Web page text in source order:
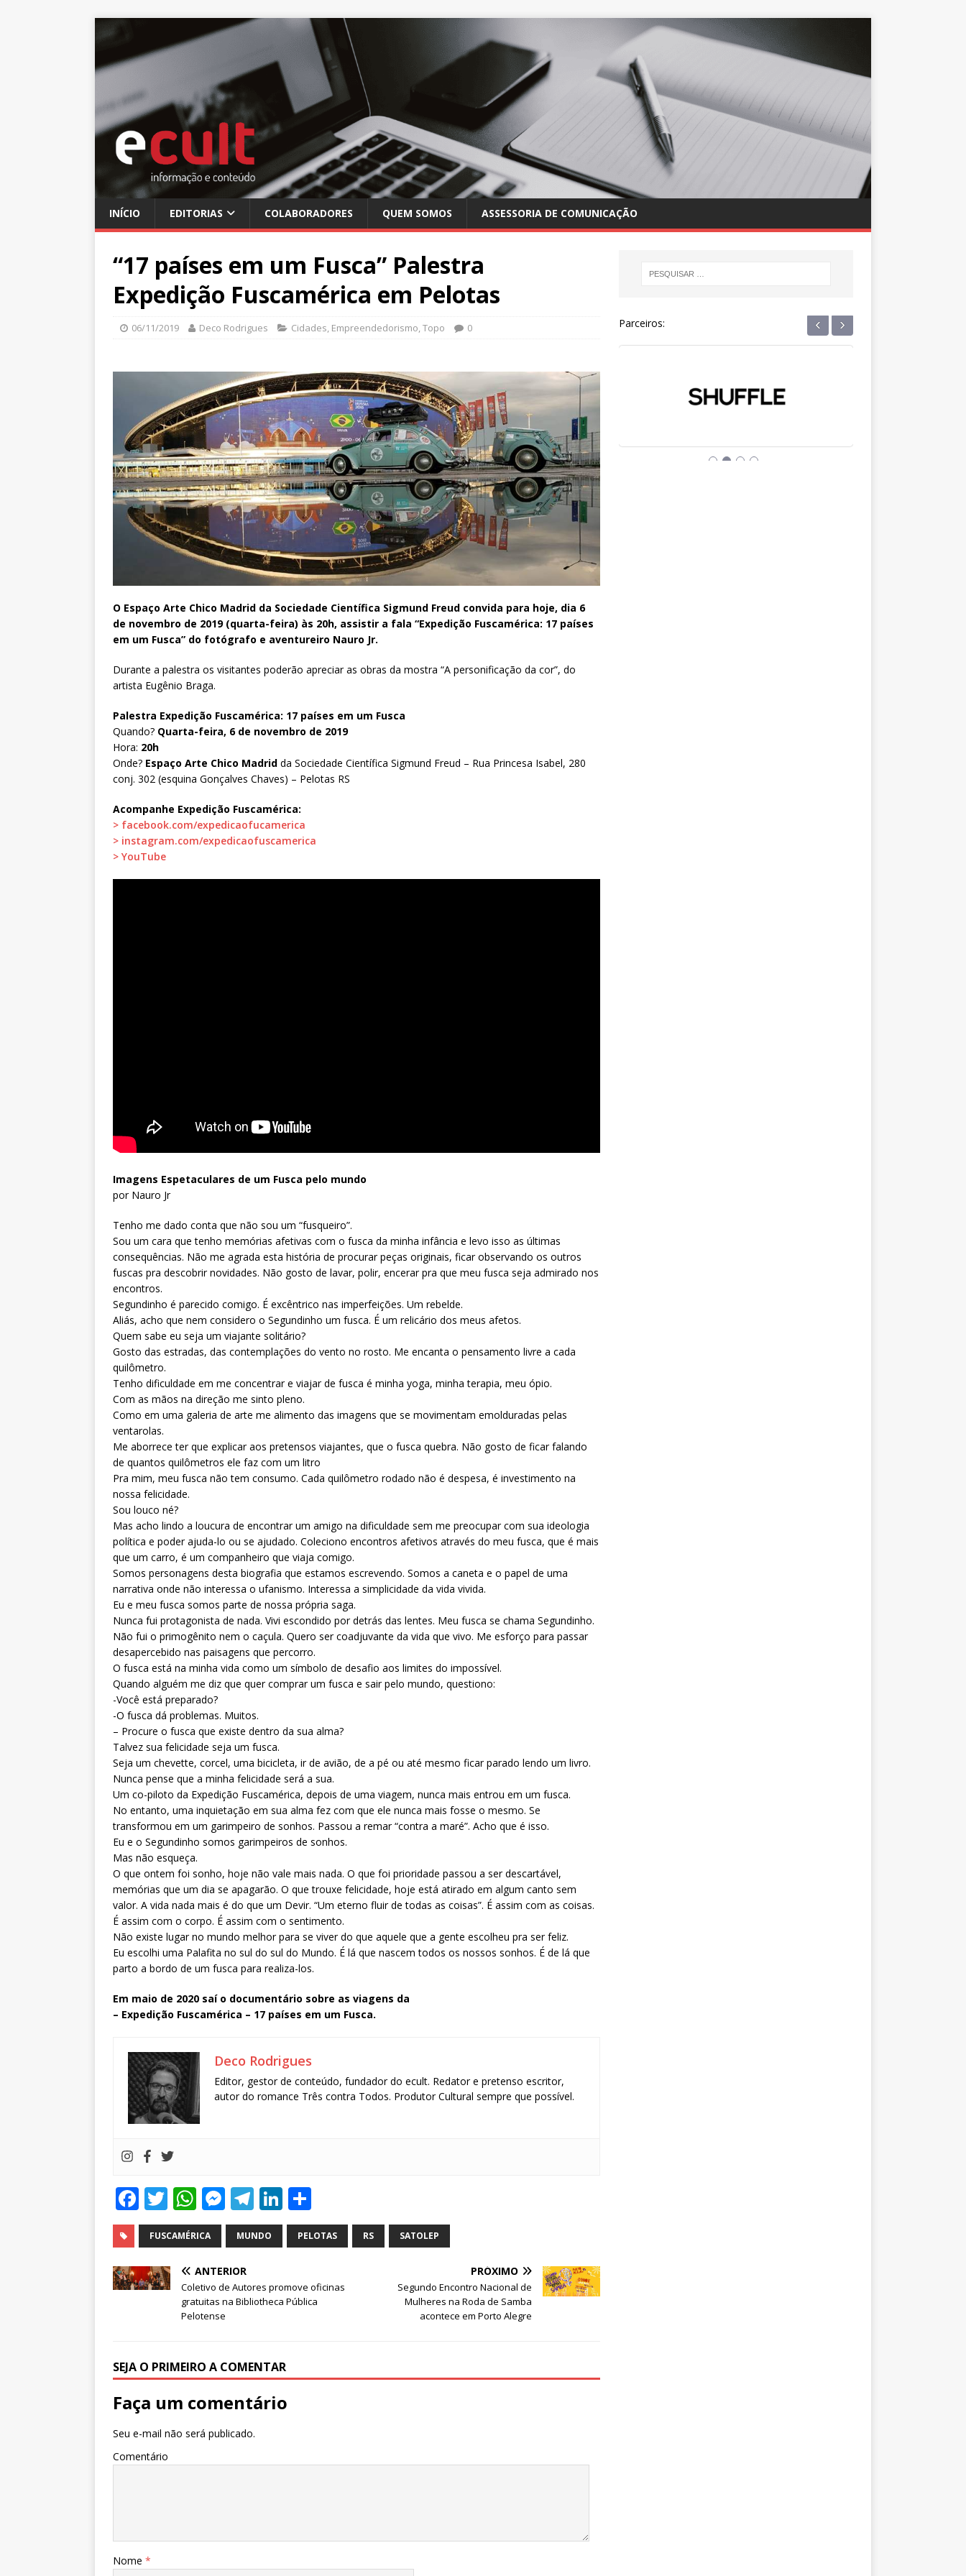
INÍCIO EDITORIAS COLABORADORES QUEM SOMOS ASSESSORIA DE COMUNICAÇÃO
“17 países em um Fusca” Palestra
Expedição Fuscamérica em Pelotas
06/11/2019 Deco Rodrigues Cidades Empreendedorismo Topo 0
O Espaço Arte Chico Madrid da Sociedade Científica Sigmund Freud convida para hoje, dia 6
de novembro de 2019 (quarta-feira) às 20h, assistir a fala “Expedição Fuscamérica: 17 países
em um Fusca” do fotógrafo e aventureiro Nauro Jr.
Durante a palestra os visitantes poderão apreciar as obras da mostra “A personificação da cor”, do
artista Eugênio Braga.
Palestra Expedição Fuscamérica: 17 países em um Fusca
Quando? Quarta-feira, 6 de novembro de 2019
Hora: 20h
Onde? Espaço Arte Chico Madrid da Sociedade Científica Sigmund Freud – Rua Princesa Isabel, 280
conj. 302 (esquina Gonçalves Chaves) – Pelotas RS
Acompanhe Expedição Fuscamérica:
> facebook.com/expedicaofucamerica
> instagram.com/expedicaofuscamerica
> YouTube
Imagens Espetaculares de um Fusca pelo mundo
por Nauro Jr
Tenho me dado conta que não sou um “fusqueiro”.
Sou um cara que tenho memórias afetivas com o fusca da minha infância e levo isso as últimas
consequências. Não me agrada esta história de procurar peças originais, ficar observando os outros
fuscas pra descobrir novidades. Não gosto de lavar, polir, encerar pra que meu fusca seja admirado nos
encontros.
Segundinho é parecido comigo. É excêntrico nas imperfeições. Um rebelde.
Aliás, acho que nem considero o Segundinho um fusca. É um relicário dos meus afetos.
Quem sabe eu seja um viajante solitário?
Gosto das estradas, das contemplações do vento no rosto. Me encanta o pensamento livre a cada
quilômetro.
Tenho dificuldade em me concentrar e viajar de fusca é minha yoga, minha terapia, meu ópio.
Com as mãos na direção me sinto pleno.
Como em uma galeria de arte me alimento das imagens que se movimentam emolduradas pelas
ventarolas.
Me aborrece ter que explicar aos pretensos viajantes, que o fusca quebra. Não gosto de ficar falando
de quantos quilômetros ele faz com um litro
Pra mim, meu fusca não tem consumo. Cada quilômetro rodado não é despesa, é investimento na
nossa felicidade.
Sou louco né?
Mas acho lindo a loucura de encontrar um amigo na dificuldade sem me preocupar com sua ideologia
política e poder ajuda-lo ou se ajudado. Coleciono encontros afetivos através do meu fusca, que é mais
que um carro, é um companheiro que viaja comigo.
Somos personagens desta biografia que estamos escrevendo. Somos a caneta e o papel de uma
narrativa onde não interessa o ufanismo. Interessa a simplicidade da vida vivida.
Eu e meu fusca somos parte de nossa própria saga.
Nunca fui protagonista de nada. Vivi escondido por detrás das lentes. Meu fusca se chama Segundinho.
Não fui o primogênito nem o caçula. Quero ser coadjuvante da vida que vivo. Me esforço para passar
desapercebido nas paisagens que percorro.
O fusca está na minha vida como um símbolo de desafio aos limites do impossível.
Quando alguém me diz que quer comprar um fusca e sair pelo mundo, questiono:
-Você está preparado?
-O fusca dá problemas. Muitos.
– Procure o fusca que existe dentro da sua alma?
Talvez sua felicidade seja um fusca.
Seja um chevette, corcel, uma bicicleta, ir de avião, de a pé ou até mesmo ficar parado lendo um livro.
Nunca pense que a minha felicidade será a sua.
Um co-piloto da Expedição Fuscamérica, depois de uma viagem, nunca mais entrou em um fusca.
No entanto, uma inquietação em sua alma fez com que ele nunca mais fosse o mesmo. Se
transformou em um garimpeiro de sonhos. Passou a remar “contra a maré”. Acho que é isso.
Eu e o Segundinho somos garimpeiros de sonhos.
Mas não esqueça.
O que ontem foi sonho, hoje não vale mais nada. O que foi prioridade passou a ser descartável,
memórias que um dia se apagarão. O que trouxe felicidade, hoje está atirado em algum canto sem
valor. A vida nada mais é do que um Devir. “Um eterno fluir de todas as coisas”. É assim com as coisas.
É assim com o corpo. É assim com o sentimento.
Não existe lugar no mundo melhor para se viver do que aquele que a gente escolheu pra ser feliz.
Eu escolhi uma Palafita no sul do sul do Mundo. É lá que nascem todos os nossos sonhos. É de lá que
parto a bordo de um fusca para realiza-los.
Em maio de 2020 saí o documentário sobre as viagens da
– Expedição Fuscamérica – 17 países em um Fusca.
Deco Rodrigues
Editor, gestor de conteúdo, fundador do ecult. Redator e pretenso escritor,
autor do romance Três contra Todos. Produtor Cultural sempre que possível.
F
a
c
e
b
k
T
w
it
te
r
W
h
at
s
A
p
M
e
ss
e
n
g
r
T
el
e
ra
m
Li
n
k
dI
n
h
ar
FUSCAMÉRICA MUNDO PELOTAS RS SATOLEP
ANTERIOR
Coletivo de Autores promove oficinas
gratuitas na Bibliotheca Pública
Pelotense
PRÓXIMO
Segundo Encontro Nacional de
Mulheres na Roda de Samba
acontece em Porto Alegre
SEJA O PRIMEIRO A COMENTAR
Faça um comentário
Seu e-mail não será publicado.
Comentário
Nome *
Parceiros: ‹ ›